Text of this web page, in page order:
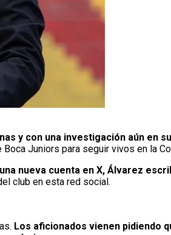
y con una investigación aún en
Juniors para seguir vivos en la
nueva cuenta en X, Álvarez
club en esta red social.
Los aficionados vienen pidiendo